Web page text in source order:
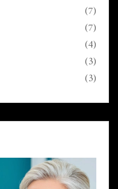
(7)
(7)
(4)
(3)
(3)